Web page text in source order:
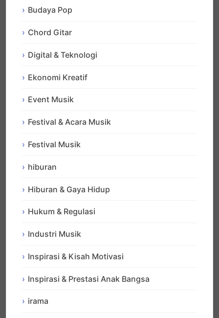
Budaya Pop
Chord Gitar
Digital & Teknologi
Ekonomi Kreatif
Event Musik
Festival & Acara Musik
Festival Musik
hiburan
Hiburan & Gaya Hidup
Hukum & Regulasi
Industri Musik
Inspirasi & Kisah Motivasi
Inspirasi & Prestasi Anak Bangsa
irama